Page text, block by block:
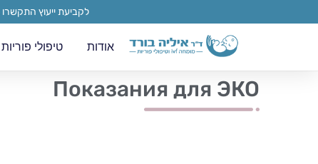
לקביעת ייעוץ התקשרו :050-5544688 בן צבי 11, באר שבע | כצנלסון 13‏, אשקלון | הנדיב 71, הרצליה | האירוסים 53, נס
אודות טיפולי פוריות
Показания для ЭКО